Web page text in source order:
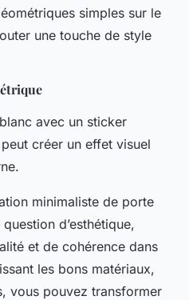
simples sur le
une touche de style
avec un sticker
créer un effet visuel
minimaliste de porte
d’esthétique,
et de cohérence dans
les bons matériaux,
vous pouvez transformer